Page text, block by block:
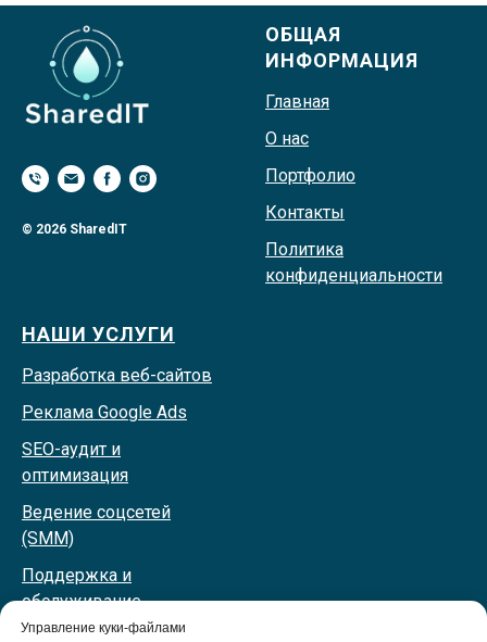
Управление куки-файлами
© 2026 SharedIT
ОБЩАЯ
ИНФОРМАЦИЯ
Главная
О нас
Портфолио
Контакты
Политика
конфиденциальности
НАШИ УСЛУГИ
Разработка веб-сайтов
Реклама Google Ads
SEO-аудит и
оптимизация
Ведение соцсетей
(SMM)
Поддержка и
обслуживание